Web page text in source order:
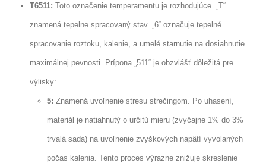
T6511: Toto označenie temperamentu je rozhodujúce. „T“
znamená tepelne spracovaný stav. „6“ označuje tepelné
spracovanie roztoku, kalenie, a umelé starnutie na dosiahnutie
maximálnej pevnosti. Prípona „511“ je obzvlášť dôležitá pre
výlisky:
5: Znamená uvoľnenie stresu strečingom. Po uhasení,
materiál je natiahnutý o určitú mieru (zvyčajne 1% do 3%
trvalá sada) na uvoľnenie zvyškových napätí vyvolaných
počas kalenia. Tento proces výrazne znižuje skreslenie